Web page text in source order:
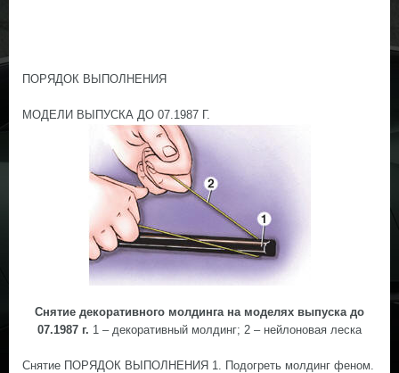
ПОРЯДОК ВЫПОЛНЕНИЯ
МОДЕЛИ ВЫПУСКА ДО 07.1987 Г.
Снятие декоративного молдинга на моделях выпуска до
07.1987 г. 1 – декоративный молдинг; 2 – нейлоновая леска
Снятие ПОРЯДОК ВЫПОЛНЕНИЯ 1. Подогреть молдинг феном.